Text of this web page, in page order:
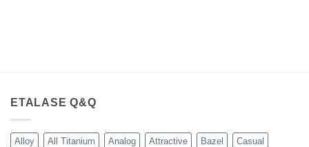
ETALASE Q&Q
Alloy All Titanium Analog Attractive Bazel Casual